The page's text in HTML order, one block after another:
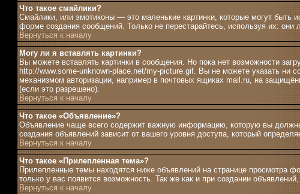
Что такое смайлики?
Смайлики, или эмотиконы — это маленькие картинки, которые могут быть
форме создания сообщений. Только не перестарайтесь, используя их:
Вернуться к началу
Могу ли я вставлять картинки?
Вы можете вставлять картинки в сообщения. Но пока нет возможности
http://www.some-unknown-place.net/my-picture.gif. Вы не можете указать ни
механизмом авторизации, например в почтовых ящиках mail.ru, на
(если это разрешено).
Вернуться к началу
Что такое «Объявление»?
Объявление чаще всего содержит важную информацию, которую вы
создания объявлений зависит от вашего уровня доступа, который
Вернуться к началу
Что такое «Прилепленная тема»?
Прилепленные темы находятся ниже объявлений на странице просмотра
только у вас появится возможность. Так же как и при создании
Вернуться к началу